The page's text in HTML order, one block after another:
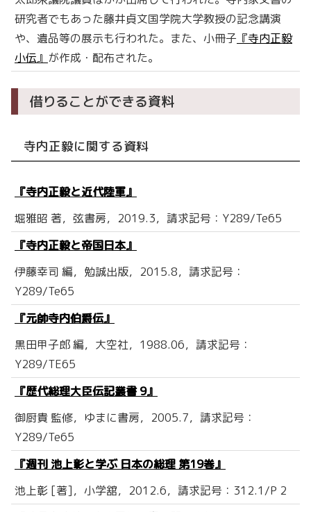
研究者でもあった藤井貞文国学院大学教授の記念講演
や、遺品等の展示も行われた。また、小冊子 『寺内正毅
小伝』 が作成・配布された。
借りることができる資料
寺内正毅に関する資料
『寺内正毅と近代陸軍』
堀雅昭 著，弦書房，2019.3，請求記号：Y289/Te65
『寺内正毅と帝国日本』
伊藤幸司 編，勉誠出版，2015.8，請求記号：
Y289/Te65
『元帥寺内伯爵伝』
黒田甲子郎 編，大空社，1988.06，請求記号：
Y289/TE65
『歴代総理大臣伝記叢書 9』
御厨貴 監修，ゆまに書房，2005.7，請求記号：
Y289/Te65
『週刊 池上彰と学ぶ 日本の総理 第19巻』
池上彰 [著]，小学舘，2012.6，請求記号：312.1/P 2